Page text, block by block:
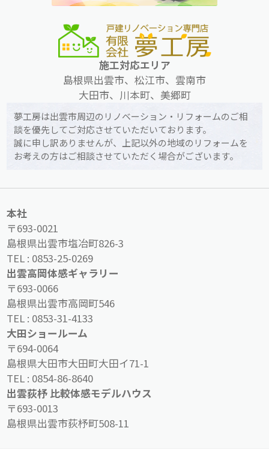
施工対応エリア
島根県出雲市、松江市、雲南市
大田市、川本町、美郷町
夢工房は出雲市周辺のリノベーション・リフォームのご相
談を優先してご対応させていただいております。
誠に申し訳ありませんが、上記以外の地域のリフォームを
お考えの方はご相談させていただく場合がございます。
本社
〒693-0021
島根県出雲市塩冶町826-3
TEL : 0853-25-0269
出雲高岡体感ギャラリー
〒693-0066
島根県出雲市高岡町546
TEL : 0853-31-4133
大田ショールーム
〒694-0064
島根県大田市大田町大田イ71-1
TEL : 0854-86-8640
出雲荻杼 比較体感モデルハウス
〒693-0013
島根県出雲市荻杼町508-11